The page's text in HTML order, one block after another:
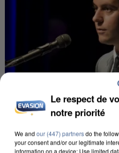
6 août 2026
Le respect de
notre priorité
We and our (447) partnersdo the
your consent and/or our legitimate
information on a device; Use limited